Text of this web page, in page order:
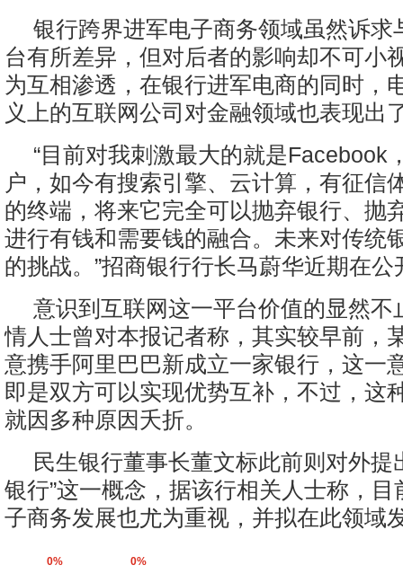
银行跨界进军电子商务领域虽然诉求
台有所差异，但对后者的影响却不可小
为互相渗透，在银行进军电商的同时，
义上的互联网公司对金融领域也表现出
“目前对我刺激最大的就是Facebook
户，如今有搜索引擎、云计算，有征信
的终端，将来它完全可以抛弃银行、抛
进行有钱和需要钱的融合。未来对传统
的挑战。”招商银行行长马蔚华近期在
意识到互联网这一平台价值的显然不
情人士曾对本报记者称，其实较早前，
意携手阿里巴巴新成立一家银行，这一
即是双方可以实现优势互补，不过，这
就因多种原因夭折。
民生银行董事长董文标此前则对外提
银行”这一概念，据该行相关人士称，
子商务发展也尤为重视，并拟在此领域
0% 0%